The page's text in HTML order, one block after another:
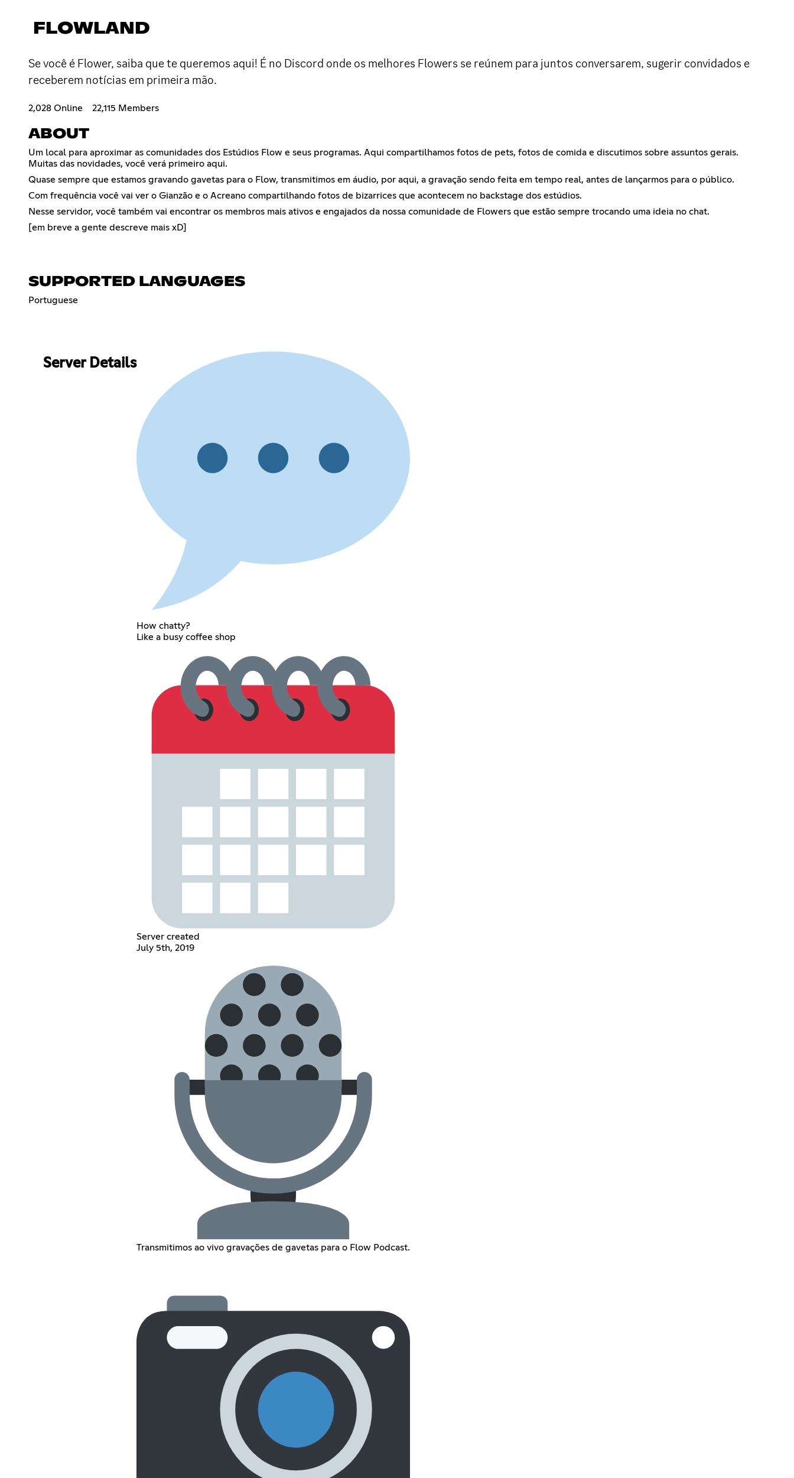
FLOWLAND
Se você é Flower, saiba que te queremos aqui! É no Discord onde os melhores Flowers se reúnem para juntos conversarem, sugerir convidados e
receberem notícias em primeira mão.
2,028 Online 22,115 Members
ABOUT
Um local para aproximar as comunidades dos Estúdios Flow e seus programas. Aqui compartilhamos fotos de pets, fotos de comida e discutimos sobre assuntos gerais.
Muitas das novidades, você verá primeiro aqui.
Quase sempre que estamos gravando gavetas para o Flow, transmitimos em áudio, por aqui, a gravação sendo feita em tempo real, antes de lançarmos para o público.
Com frequência você vai ver o Gianzão e o Acreano compartilhando fotos de bizarrices que acontecem no backstage dos estúdios.
Nesse servidor, você também vai encontrar os membros mais ativos e engajados da nossa comunidade de Flowers que estão sempre trocando uma ideia no chat.
[em breve a gente descreve mais xD]
SUPPORTED LANGUAGES
Portuguese
Server Details
How chatty?
Like a busy coffee shop
Server created
July 5th, 2019
Transmitimos ao vivo gravações de gavetas para o Flow Podcast.